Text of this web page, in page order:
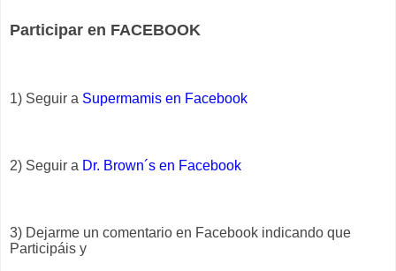
Participar en FACEBOOK
1) Seguir a Supermamis en Facebook
2) Seguir a Dr. Brown´s en Facebook
3) Dejarme un comentario en Facebook indicando que
Participáis y